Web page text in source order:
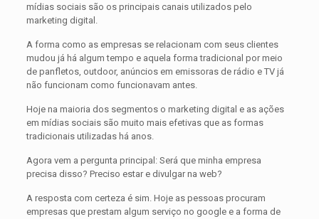
mídias sociais são os principais canais utilizados pelo
marketing digital.
A forma como as empresas se relacionam com seus clientes
mudou já há algum tempo e aquela forma tradicional por meio
de panfletos, outdoor, anúncios em emissoras de rádio e TV já
não funcionam como funcionavam antes.
Hoje na maioria dos segmentos o marketing digital e as ações
em mídias sociais são muito mais efetivas que as formas
tradicionais utilizadas há anos.
Agora vem a pergunta principal: Será que minha empresa
precisa disso? Preciso estar e divulgar na web?
A resposta com certeza é sim. Hoje as pessoas procuram
empresas que prestam algum serviço no google e a forma de